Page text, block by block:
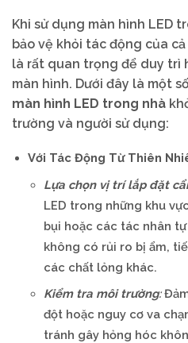
Khi sử dụng màn hình LED
bảo vệ khỏi tác động của
là rất quan trọng để duy trì
màn hình. Dưới đây là một
màn hình LED trong nhà
trường và người sử dụng:
Với Tác Động Từ Thiên
Lựa chọn vị trí lắp đặt
LED trong những khu
bụi hoặc các tác nhân
không có rủi ro bị ẩm,
các chất lỏng khác.
Kiểm tra môi trường:
đột hoặc nguy cơ va
tránh gây hỏng hóc